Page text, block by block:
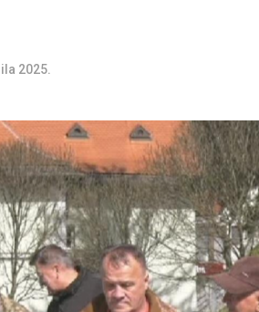
2025.